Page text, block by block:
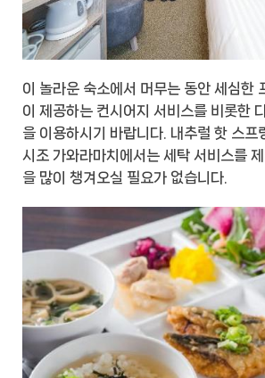
이 놀라운 숙소에서 머무는 동안 세심한
이 제공하는 컨시어지 서비스를 비롯한
을 이용하시기 바랍니다. 내추럴 핫 스프
시조 가와라마치에서는 세탁 서비스를
을 많이 챙겨오실 필요가 없습니다.